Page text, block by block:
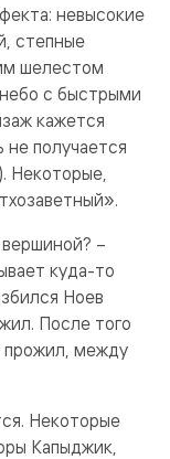
невысокие
степные
шелестом
с быстрыми
кажется
получается
Некоторые,
–
куда-то
Ноев
После того
прожил, между
Некоторые
Капыджик,